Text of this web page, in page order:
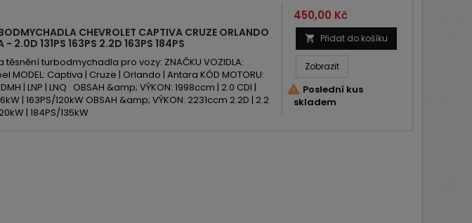
CHEVROLET CAPTIVA CRUZE ORLANDO
- 2.0D 131PS 163PS 2.2D 163PS 184PS
těsnění turbodmychadla pro vozy: ZNAČKU VOZIDLA:
MODEL: Captiva | Cruze | Orlando | Antara KÓD MOTORU:
| LNP | LNQ OBSAH &amp; VÝKON: 1998ccm | 2.0 CDI |
| 163PS/120kW OBSAH &amp; VÝKON: 2231ccm 2.2D | 2.2
| 184PS/135kW
Cena
450,00 Kč
 Přidat do košíku
Zobrazit
 Poslední kus
skladem